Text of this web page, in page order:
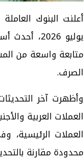
يوليو
متابعة واسعة من
الصرف.
وأظهرت آخر
العملات العربية
العملات الرئيسية،
محدودة مقارنة